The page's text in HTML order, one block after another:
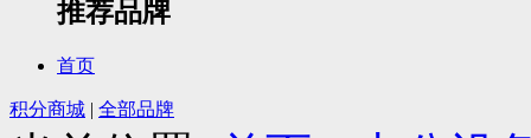
推荐品牌
首页
积分商城 | 全部品牌